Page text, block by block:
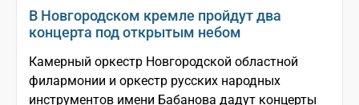
В Новгородском кремле пройдут два
концерта под открытым небом
Камерный оркестр Новгородской областной
филармонии и оркестр русских народных
инструментов имени Бабанова дадут концерты